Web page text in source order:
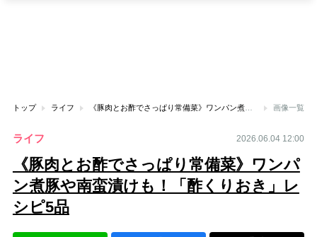
トップ ライフ 《豚肉とお酢でさっぱり常備菜》ワンパン煮豚や南蛮漬けも！「酢くりおき」レシピ5品 画像一覧
ライフ 2026.06.04 12:00
《豚肉とお酢でさっぱり常備菜》ワンパ
ン煮豚や南蛮漬けも！「酢くりおき」レ
シピ5品